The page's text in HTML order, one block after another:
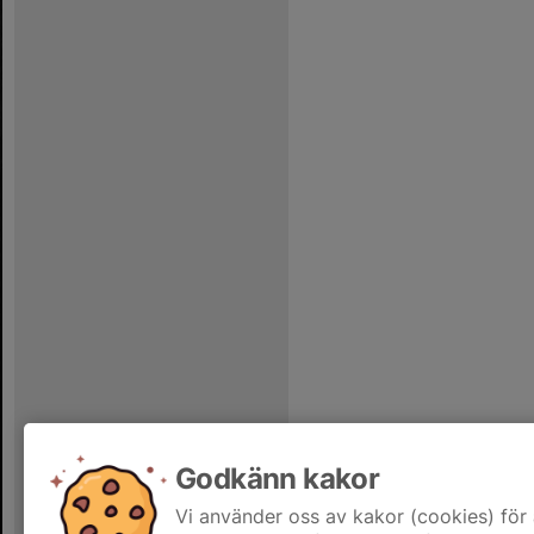
Godkänn kakor
Vi använder oss av kakor (cookies)